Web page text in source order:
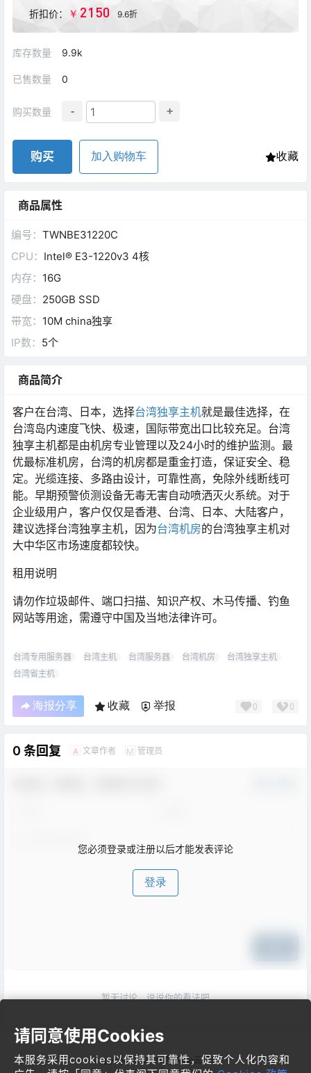
折扣价： ￥ 2150 9.6折
库存数量 9.9k
已售数量 0
购买数量 - +
购买 加入购物车 收藏
商品属性
编号： TWNBE31220C
CPU： Intel® E3-1220v3 4核
内存： 16G
硬盘： 250GB SSD
带宽： 10M china独享
IP数： 5个
商品简介
客户在台湾、日本，选择台湾独享主机就是最佳选择，在
台湾岛内速度飞快、极速，国际带宽出口比较充足。台湾
独享主机都是由机房专业管理以及24小时的维护监测。最
优最标准机房，台湾的机房都是重金打造，保证安全、稳
定。光缆连接、多路由设计，可靠性高，免除外线断线可
能。早期预警侦测设备无毒无害自动喷洒灭火系统。对于
企业级用户，客户仅仅是香港、台湾、日本、大陆客户，
建议选择台湾独享主机，因为台湾机房的台湾独享主机对
大中华区市场速度都较快。
租用说明
请勿作垃圾邮件、端口扫描、知识产权、木马传播、钓鱼
网站等用途，需遵守中国及当地法律许可。
台湾专用服务器 台湾主机 台湾服务器 台湾机房
台湾独享主机
台湾省主机
海报分享 收藏 举报 0 0
0 条回复 A 文章作者 M 管理员
您必须登录或注册以后才能发表评论
登录
暂无讨论，说说你的看法吧
Copyright © 2026梦飞idc云平台
请同意使用Cookies
本服务采用cookies以保持其可靠性，促致个人化内容和